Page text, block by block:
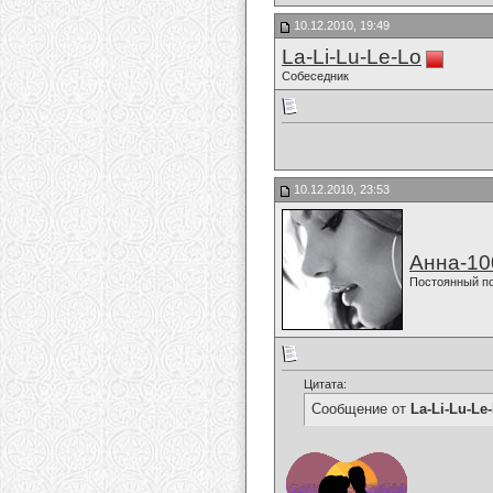
10.12.2010, 19:49
La-Li-Lu-Le-Lo
Собеседник
10.12.2010, 23:53
Анна-
Постоянный
Цитата:
Сообщение от La-Li-Lu-